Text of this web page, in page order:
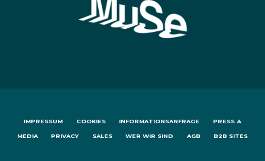
IMPRESSUM COOKIES INFORMATIONSANFRAGE PRESS &
MEDIA PRIVACY SALES WER WIR SIND AGB B2B SITES